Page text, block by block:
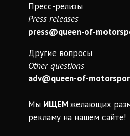
Пресс-релизы
Press releases
press@queen-of-
Другие вопросы
Other questions
adv@queen-of-
Мы ИЩЕМжелающих
рекламу на нашем сайте!